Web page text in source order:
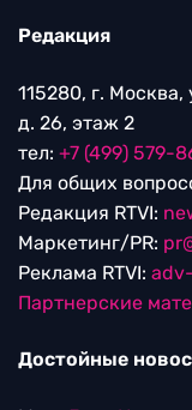
Редакция
115280, г.
д. 26, этаж 2
тел: +7 (499) 579-
Для общих
Редакция RTVI:
Маркетинг/PR:
Реклама RTVI:
Партнерские
Достойные